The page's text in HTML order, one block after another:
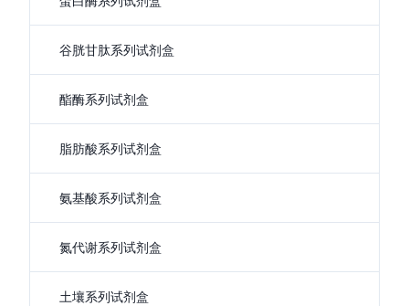
谷胱甘肽系列试剂盒
酯酶系列试剂盒
脂肪酸系列试剂盒
氨基酸系列试剂盒
氮代谢系列试剂盒
土壤系列试剂盒